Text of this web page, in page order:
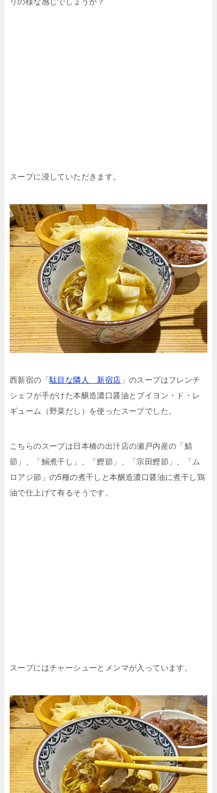
リの様な感じでしょうか？
スープに浸していただきます。
西新宿の「 駄目な隣人 新宿店 」のスープはフレンチ
シェフが手がけた本醸造濃口醤油とブイヨン・ド・レ
ギューム（野菜だし）を使ったスープでした。
こちらのスープは日本橋の出汁店の瀬戸内産の「鯖
節」、「鰯煮干し」、「鰹節」、「宗田鰹節」、「ム
ロアジ節」の5種の煮干しと本醸造濃口醤油に煮干し鶏
油で仕上げて有るそうです。
スープにはチャーシューとメンマが入っています。